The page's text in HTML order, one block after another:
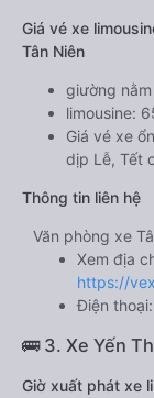
Giá vé xe
Tân Niên
giường
limousine:
Giá vé xe
dịp Lễ, Tết
Thông tin liên hệ
Văn phòng xe
Xem địa
https://
Điện thoại:
🚌 3. Xe Yến
Giờ xuất phát xe